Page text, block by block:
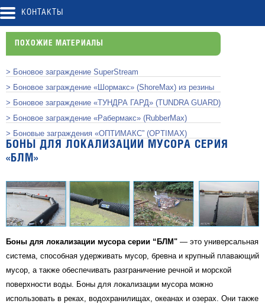
КОНТАКТЫ
ПОХОЖИЕ МАТЕРИАЛЫ
> Боновое заграждение SuperStream
> Боновое заграждение «Шормакс» (ShoreMax) из резины
> Боновое заграждение «ТУНДРА ГАРД» (TUNDRA GUARD)
> Боновое заграждение «Рабермакс» (RubberMax)
> Боновые заграждения «ОПТИМАКС” (OPTIMAX)
БОНЫ ДЛЯ ЛОКАЛИЗАЦИИ МУСОРА СЕРИЯ
«БЛМ»
Боны для локализации мусора серии “БЛМ" — это универсальная
система, способная удерживать мусор, бревна и крупный плавающий
мусор, а также обеспечивать разграничение речной и морской
поверхности воды. Боны для локализации мусора можно
использовать в реках, водохранилищах, океанах и озерах. Они также